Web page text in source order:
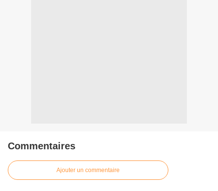
Commentaires
Ajouter un commentaire